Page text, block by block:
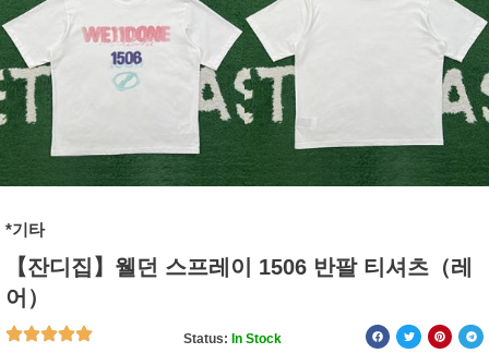
*기타
【잔디집】웰던 스프레이 1506 반팔 티셔츠（레
어）
Status: In Stock